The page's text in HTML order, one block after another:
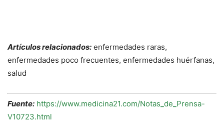
Artículos relacionados: enfermedades raras,
enfermedades poco frecuentes, enfermedades huérfanas,
salud
Fuente: https://www.medicina21.com/Notas_de_Prensa-
V10723.html